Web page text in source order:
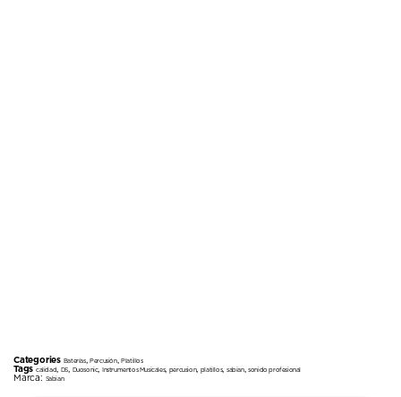
Categories Baterías,Percusión,Platillos
Tags calidad DS Duosonic,Instrumentos Musicales, percusion, platillos, sabian,sonido profesional
Marca: Sabian